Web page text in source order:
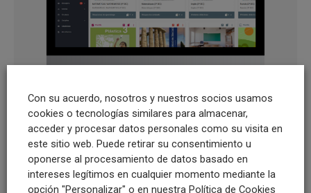
Esemtia paso a paso: Rúbricas,
Mi programación, Mi
calendario, Mensajería, Tutorías
Con su acuerdo, nosotros y nuestros socios usamos
cookies o tecnologías similares para almacenar,
acceder y procesar datos personales como su visita en
este sitio web. Puede retirar su consentimiento u
oponerse al procesamiento de datos basado en
intereses legítimos en cualquier momento mediante la
opción "Personalizar" o en nuestra Política de Cookies